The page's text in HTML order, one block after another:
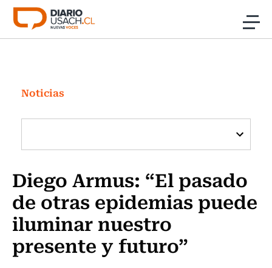
Click acá para ir directamente al contenido
Investigación
Cultura
Programas Radio y TV Usach
Noticias
Diego Armus: “El pasado
de otras epidemias puede
iluminar nuestro
presente y futuro”